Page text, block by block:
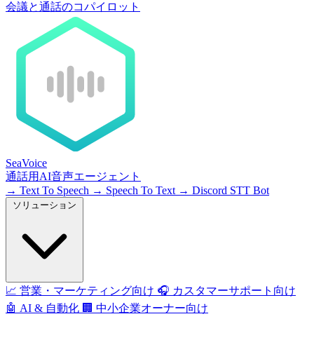
会議と通話のコパイロット
SeaVoice
通話用AI音声エージェント
→ Text To Speech → Speech To Text → Discord STT Bot
📈 営業・マーケティング向け 🎧 カスタマーサポート向け
🤖 AI & 自動化 🏢 中小企業オーナー向け